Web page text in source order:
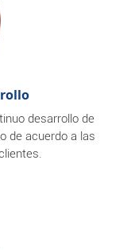
desarrollo de
de acuerdo a las